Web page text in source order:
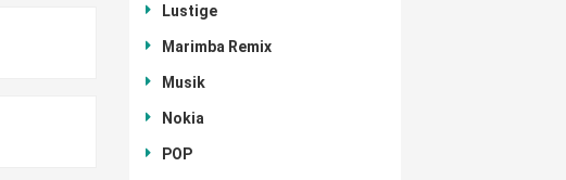
Lustige
Marimba Remix
Musik
Nokia
POP